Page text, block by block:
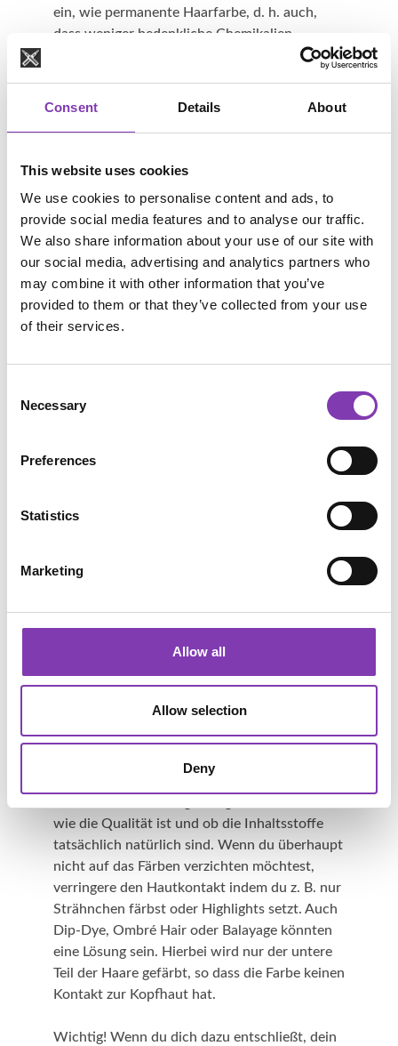
Consent Details About
This website uses cookies
We use cookies to personalise content and ads, to
provide social media features and to analyse our traffic.
We also share information about your use of our site with
our social media, advertising and analytics partners who
may combine it with other information that you’ve
provided to them or that they’ve collected from your use
of their services.
Selection
Necessary
Preferences
Statistics
Marketing
Allow all
Allow selection
Deny
ein, wie permanente Haarfarbe, d. h. auch,
dass weniger bedenkliche Chemikalien
Anteile. Also verzichte unbedingt auf
Standards haben! Trotzdem kann es sein, dass
beim Haarefärben bedenkliche Stoffe durch
die Kopfhaut in den Blutkreislauf geraten und
somit auch zum Baby. Besonders in den ersten
drei Monaten ist das Ungeborene besonders
gefährdet. Durch die Chemikalien können
Allergien und Veränderungen des Erbmaterial
deine Hormone verändern. Hormone haben
dazu führen, dass die Haarfarbe, die du immer
aber auch, dass du plötzlich anfälliger für
einen Allergietest mit der Farbe
durchzuführen. Dafür kannst du z. B. einfach
48 h vorher einen kleinen Klecks Farbe auf
eine etwas empfindlichere Hautstelle (z. B.
hinter dem Ohr) auftragen. Wenn die Stelle
danach nicht juckt oder brennt, liegt
wahrscheinlich keine Allergie vor.
wie die Qualität ist und ob die Inhaltsstoffe
tatsächlich natürlich sind. Wenn du überhaupt
nicht auf das Färben verzichten möchtest,
verringere den Hautkontakt indem du z. B. nur
Strähnchen färbst oder Highlights setzt. Auch
Dip-Dye, Ombré Hair oder Balayage könnten
eine Lösung sein. Hierbei wird nur der untere
Teil der Haare gefärbt, so dass die Farbe keinen
Kontakt zur Kopfhaut hat.
Wichtig! Wenn du dich dazu entschließt, dein